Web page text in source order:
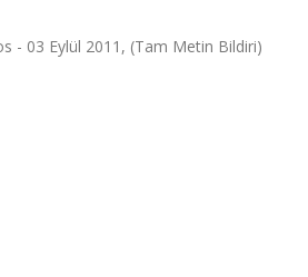
- 03 Eylül 2011, (Tam Metin Bildiri)